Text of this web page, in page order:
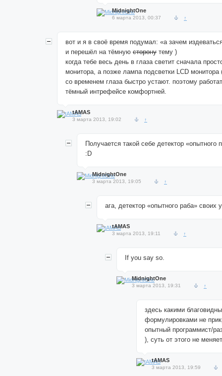
MidnightOne
6 марта 2013, 00:37 ↑
вот и я в своё время подумал: «а зачем
и перешёл на тёмную сторону тему )
когда тебе весь день в глаза светит сначала
монитора, а позже лампа подсветки LCD
со временем глаза быстро устают. поэтому
тёмный интрефейсе комфортней.
tAMAS
3 марта 2013, 19:02 ↑
Получается такой себе детектор «опытного
:D
MidnightOne
3 марта 2013, 19:05 ↑
ага, детектор «опытного раба» своих
tAMAS
3 марта 2013, 19:11 ↑
If you say so.
MidnightOne
3 марта 2013, 19:31 ↑
здесь какими
формулировками не
опытный программист/
), суть от этого не
tAMAS
3 марта 2013, 19:59